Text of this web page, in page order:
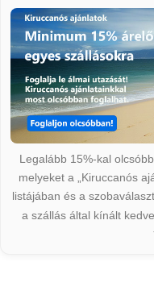
Legalább 15%-kal
melyeket a „Kiruccanós
listájában és a
a szállás által kínált